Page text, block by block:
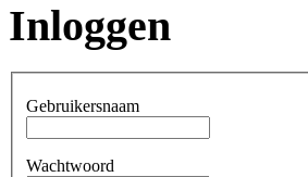
Inloggen
Gebruikersnaam
Wachtwoord